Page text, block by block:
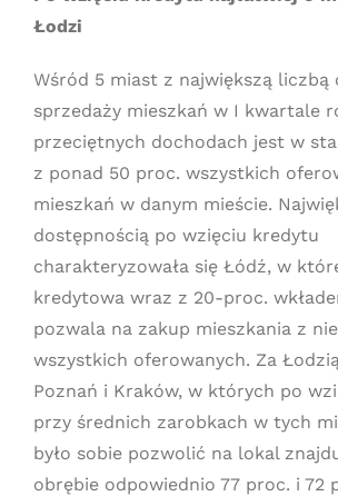
Łodzi
Wśród 5 miast z największą liczbą
sprzedaży mieszkań w I kwartale
przeciętnych dochodach jest w
z ponad 50 proc. wszystkich
mieszkań w danym mieście.
dostępnością po wzięciu kredytu
charakteryzowała się Łódź, w
kredytowa wraz z 20-proc.
pozwala na zakup mieszkania z
wszystkich oferowanych. Za
Poznań i Kraków, w których po
przy średnich zarobkach w tych
było sobie pozwolić na lokal
obrębie odpowiednio 77 proc. i 72